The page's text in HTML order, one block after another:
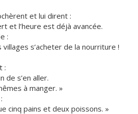
et lui dirent :
et l’heure est déjà avancée.
:
villages s’acheter de la nourriture !
:
de s’en aller.
à manger. »
cinq pains et deux poissons. »